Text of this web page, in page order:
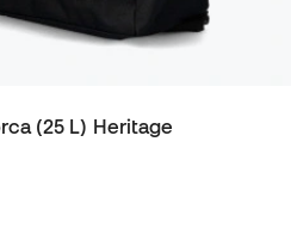
(25 L) Heritage